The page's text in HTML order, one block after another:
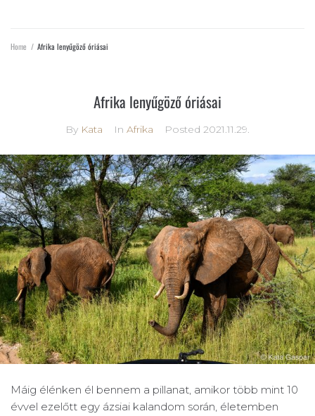
Home / Afrika lenyűgöző óriásai
Afrika lenyűgöző óriásai
By Kata In Afrika Posted 2021.11.29.
Máig élénken él bennem a pillanat, amikor több mint 10
évvel ezelőtt egy ázsiai kalandom során, életemben